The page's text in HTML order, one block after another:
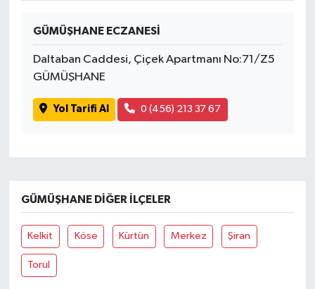
GÜMÜŞHANE ECZANESİ
Daltaban Caddesi, Çiçek Apartmanı No:71/Z5
GÜMÜŞHANE
Yol Tarifi Al 0 (456) 213 37 67
GÜMÜŞHANE DIĞER İLÇELER
Kelkit Köse Kürtün Merkez Şiran
Torul